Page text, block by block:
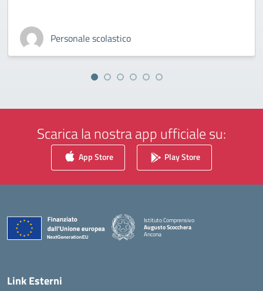
Personale scolastico
Scarica la nostra app ufficiale su:
App Store Play Store
Istituto Comprensivo
Augusto Scocchera
Ancona
Link Esterni